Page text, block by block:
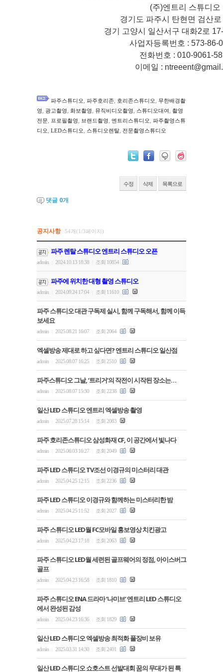
(주)엔트리 스튜디오
경기도 파주시 탄현면 검산
경기 고양시 일산서구 대화2로
사업자등록번호 : 573-86-
전화번호 : 010-9061-
이메일 :
파주스튜디오, 파주호리존, 호리존스튜디오, 무한배경촬
영, 광고촬영, 화보촬영, 뮤직비디오촬영, 스튜디오대여, 촬영
전문, 프로필촬영, 브랜드촬영, 엔트리스튜디오, 파주촬영스튜
디오, LED스튜디오, 스튜디오렌탈, 전문촬영스튜디오
수정 삭제 목록으로
댓글 0개
공지사항 54개(1/3페이지)
파주 렌탈 스튜디오 엔트리 스튜디오 오픈
admin 2024.10.13 18:38 조회 10854
파주에 위치한 대형 촬영 스튜디오
admin 2024.09.24 17:04 조회 11610
파주 스튜디오 대관 구독제 실시, 함께 구독해서, 함께 이득
보세요
admin 2025.08.21 16:07 조회 2064
엑셀방송 제대로 하고 싶다면? 엔트리 스튜디오 일산점
admin 2025.08.07 16:25 조회 2510
파주스튜디오 그날, ‘트리거’의 작전이 시작된 장소는…
admin 2025.08.07 15:30 조회 2238
일산 LED 스튜디오 엔트리 엑셀방송 촬영
admin 2025.07.28 15:14 조회 2083
파주 호리존스튜디오 삼성화재 CF, 이 공간에서 빛나다
admin 2025.06.03 16:27 조회 2049
파주 LED 스튜디오 TV조선 이경규의 미스터리 대관
admin 2025.04.25 12:15 조회 2236
파주 LED 스튜디오 이경규와 함께하는 미스터리한 밤
admin 2025.04.25 11:52 조회 2027
파주 스튜디오 LED월 FC모바일 홍보영상 치킨광고
admin 2025.04.23 17:18 조회 2063
파주 스튜디오 LED월 세련된 골프웨어의 정점, 아이스버그
골프
admin 2025.04.23 16:58 조회 1810
파주 스튜디오 ENA 드라마 ‘나미브’ 엔트리 LED 스튜디오
에서 완성된 감성
admin 2025.04.23 16:36 조회 1829
일산 LED 스튜디오 엑셀방송 최적화 풀장비 보유
admin 2025.03.31 14:30 조회 2401
일산 LED 스튜디오 쇼호스트 선발대회 꿈의 무대가 된 특